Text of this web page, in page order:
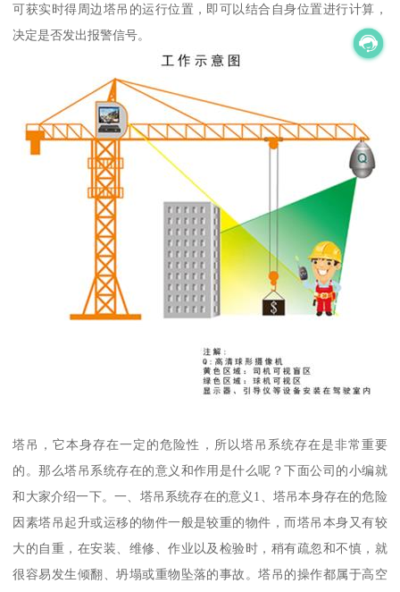
可获实时得周边塔吊的运行位置，即可以结合自身位置进行计算，
决定是否发出报警信号。
塔吊，它本身存在一定的危险性，所以塔吊系统存在是非常重要
的。那么塔吊系统存在的意义和作用是什么呢？下面公司的小编就
和大家介绍一下。一、塔吊系统存在的意义1、塔吊本身存在的危险
因素塔吊起升或运移的物件一般是较重的物件，而塔吊本身又有较
大的自重，在安装、维修、作业以及检验时，稍有疏忽和不慎，就
很容易发生倾翻、坍塌或重物坠落的事故。塔吊的操作都属于高空